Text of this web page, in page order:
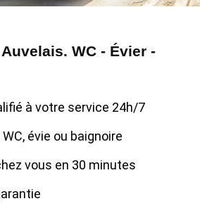
WC - Évier -
à votre service 24h/7
évie ou baignoire
vous en 30 minutes